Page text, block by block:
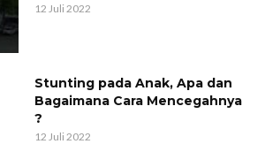
12 Juli 2022
Stunting pada Anak, Apa dan
Bagaimana Cara Mencegahnya
?
12 Juli 2022